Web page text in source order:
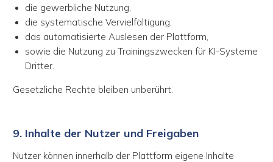
die gewerbliche Nutzung,
die systematische Vervielfältigung,
das automatisierte Auslesen der Plattform,
sowie die Nutzung zu Trainingszwecken für KI-Systeme
Dritter.
Gesetzliche Rechte bleiben unberührt.
9. Inhalte der Nutzer und Freigaben
Nutzer können innerhalb der Plattform eigene Inhalte